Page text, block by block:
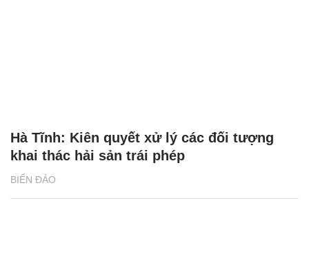
BIỂN ĐẢO
Hà Tĩnh: Kiên quyết xử lý các đối tượng
khai thác hải sản trái phép